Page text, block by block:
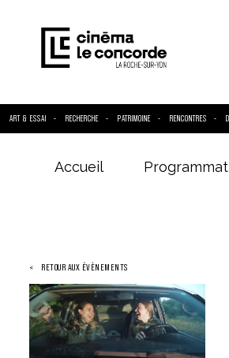
ART & ESSAI RECHERCHE PATRIMOINE RENCONTRES
Accueil
RETOUR AUX ÉVÈNEMENTS